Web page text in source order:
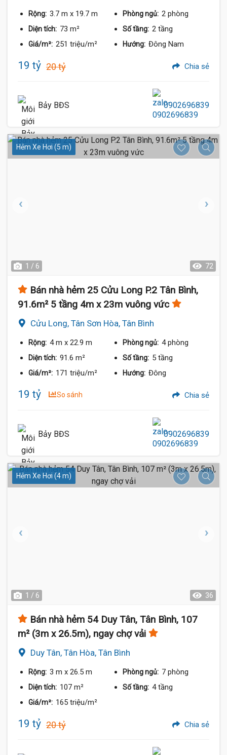
Rộng: 3.7 m x 19.7 m Phòng ngủ: 2 phòng
Diện tích: 73 m² Số tầng: 2 tầng
Giá/m²: 251 triệu/m² Hướng: Đông Nam
19 tỷ 20 tỷ Chia sẻ
Bảy BĐS 0902696839
Hẻm Xe Hơi (5 m)
1 / 6 72
Bán nhà hẻm 25 Cửu Long P.2 Tân Bình,
91.6m² 5 tầng 4m x 23m vuông vức
Cửu Long, Tân Sơn Hòa, Tân Bình
Rộng: 4 m x 22.9 m Phòng ngủ: 4 phòng
Diện tích: 91.6 m² Số tầng: 5 tầng
Giá/m²: 171 triệu/m² Hướng: Đông
19 tỷ So sánh Chia sẻ
Bảy BĐS 0902696839
Hẻm Xe Hơi (4 m)
1 / 6 36
Bán nhà hẻm 54 Duy Tân, Tân Bình, 107
m² (3m x 26.5m), ngay chợ vải
Duy Tân, Tân Hòa, Tân Bình
Rộng: 3 m x 26.5 m Phòng ngủ: 7 phòng
Diện tích: 107 m² Số tầng: 4 tầng
Giá/m²: 165 triệu/m²
19 tỷ 20 tỷ Chia sẻ